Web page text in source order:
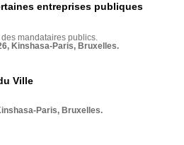
entreprises publiques
mandataires publics.
Kinshasa-Paris, Bruxelles.
Ville
Paris, Bruxelles.